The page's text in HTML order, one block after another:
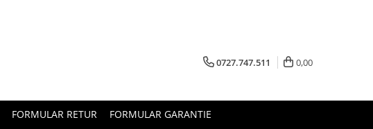
0727.747.511 0,00
FORMULAR RETUR FORMULAR GARANTIE